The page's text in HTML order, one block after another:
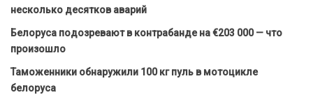
несколько десятков аварий
Белоруса подозревают в контрабанде на €203 000 — что
произошло
Таможенники обнаружили 100 кг пуль в мотоцикле
белоруса